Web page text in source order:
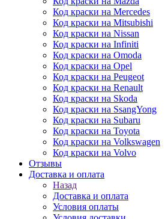
Код краски на Mercedes
Код краски на Mitsubishi
Код краски на Nissan
Код краски на Infiniti
Код краски на Omoda
Код краски на Opel
Код краски на Peugeot
Код краски на Renault
Код краски на Skoda
Код краски на SsangYong
Код краски на Subaru
Код краски на Toyota
Код краски на Volkswagen
Код краски на Volvo
Отзывы
Доставка и оплата
Назад
Доставка и оплата
Условия оплаты